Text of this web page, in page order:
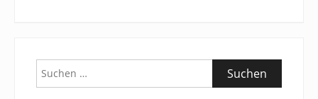
Suchen
nach: